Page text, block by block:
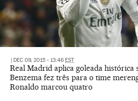
DEC 09, 2015 - 13:46 EST
Real Madrid aplica goleada histórica
Benzema fez três para o time
Ronaldo marcou quatro